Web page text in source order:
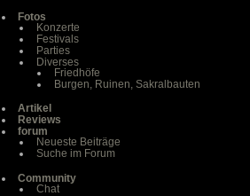
Fotos
Konzerte
Festivals
Parties
Diverses
Friedhöfe
Burgen, Ruinen, Sakralbauten
Artikel
Reviews
forum
Neueste Beiträge
Suche im Forum
Community
Chat